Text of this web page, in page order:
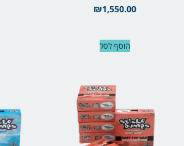
₪1,550.00
הוסף לסל